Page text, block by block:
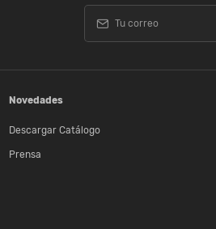
Novedades
Descargar Catálogo
Prensa